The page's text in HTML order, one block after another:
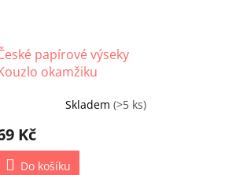
papírové výseky
okamžiku
Skladem (>5 ks)
Kč
Do košíku